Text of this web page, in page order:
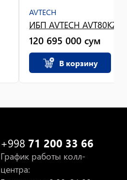
AVTECH
ИБП AVTECH AVT80KZ-
120 695 000 сум
В корзину
+998 71 200 33 66
График работы колл-
центра: